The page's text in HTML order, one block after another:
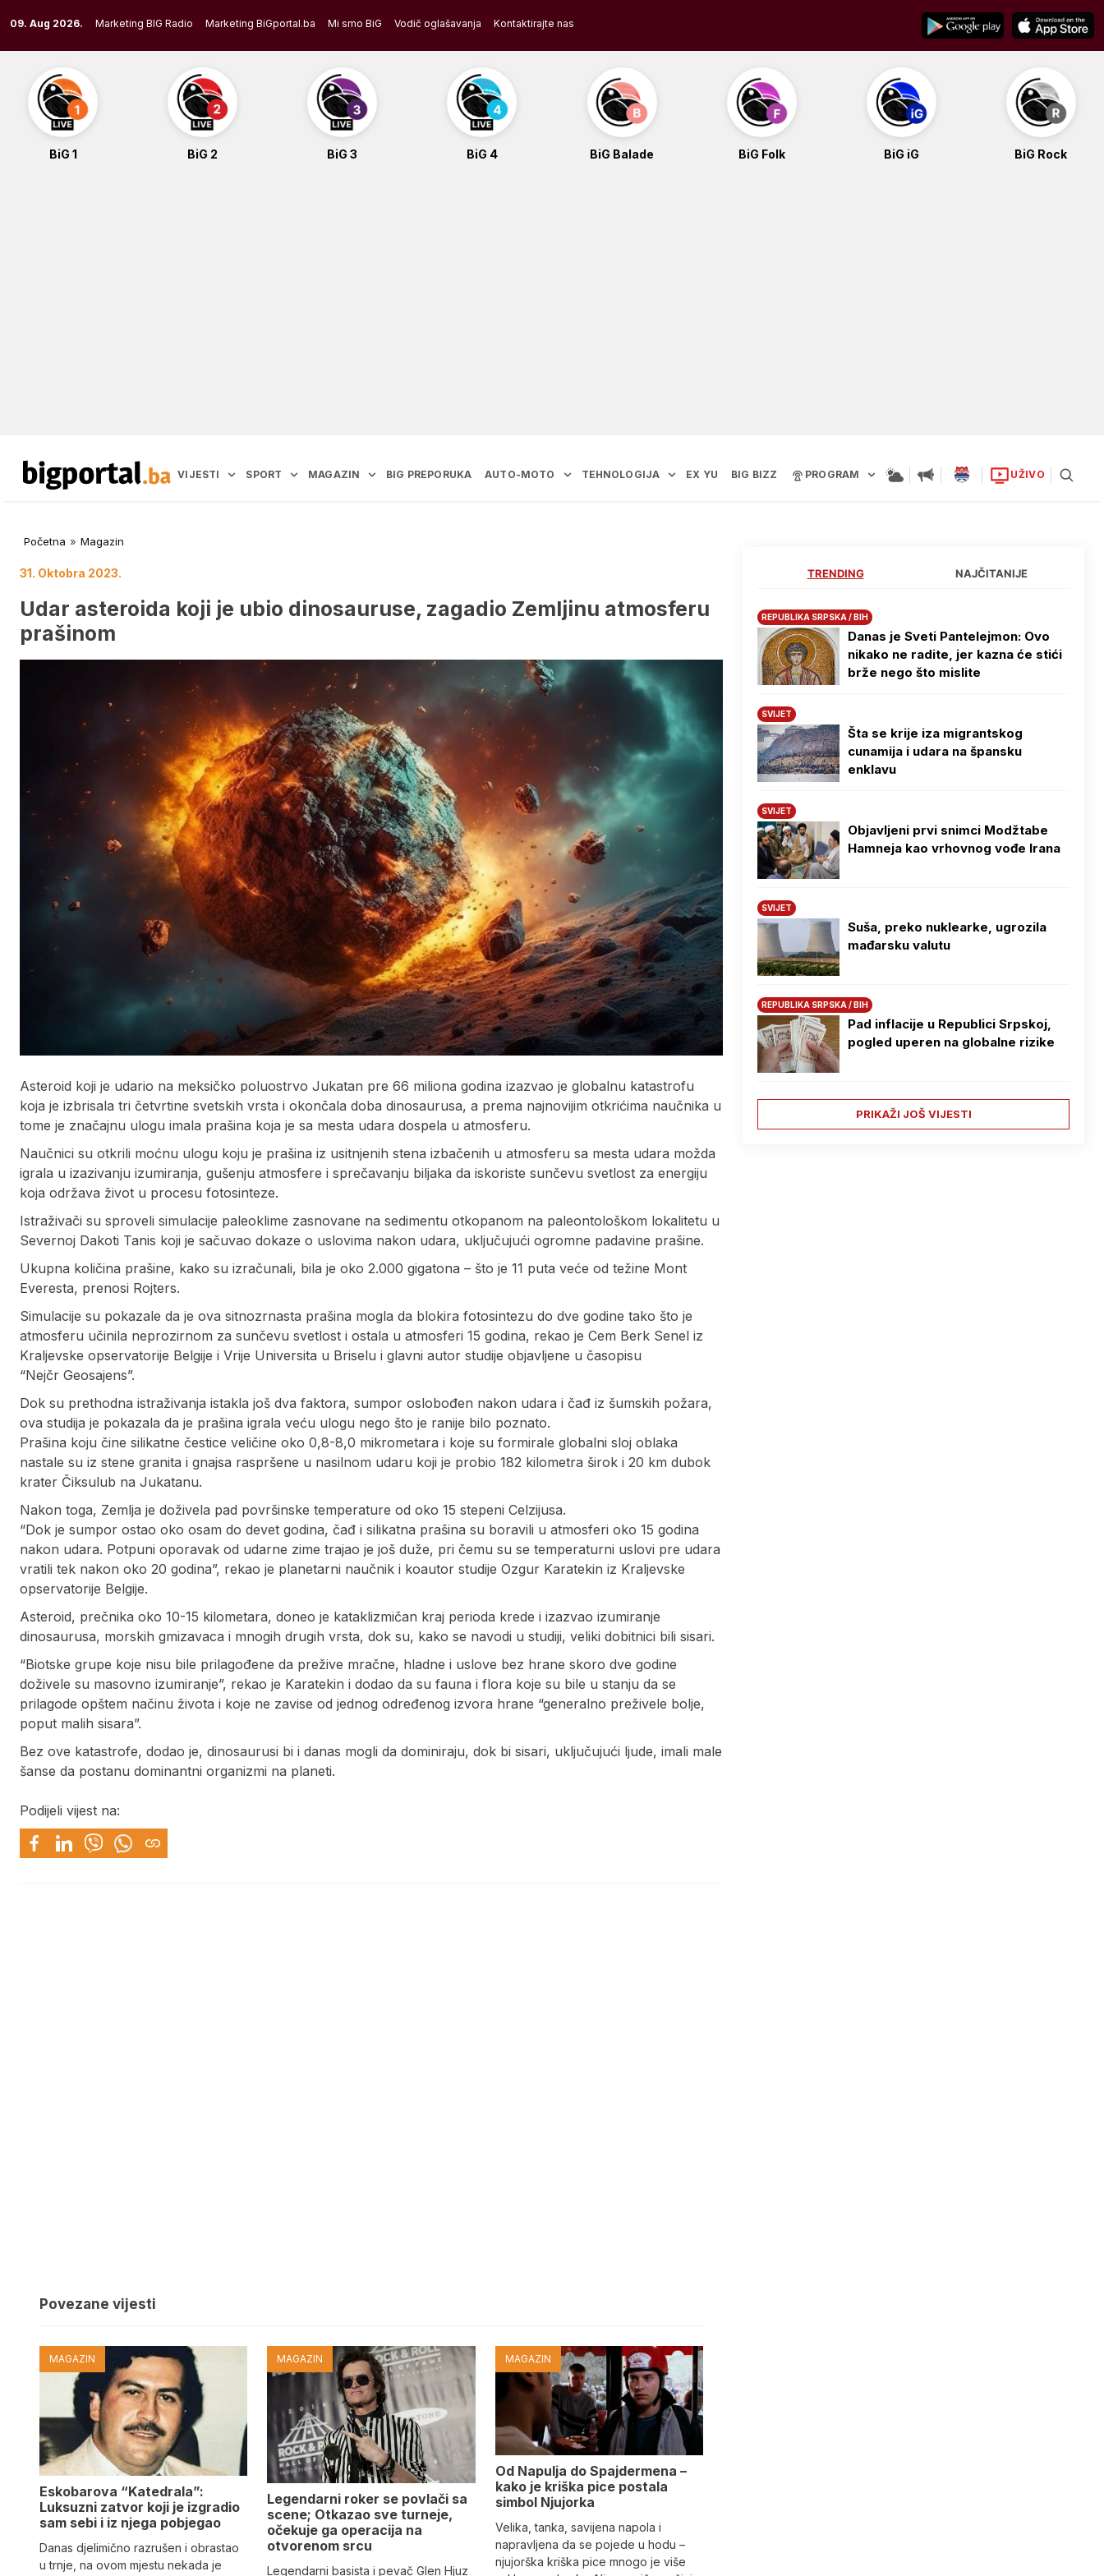
to
content
09. Aug 2026. Marketing BIG Radio Marketing BiGportal.ba Mi smo BiG Vodič oglašavanja Kontaktirajte nas
BiG 1 BiG 2 BiG 3 BiG 4 BiG Balade BiG Folk BiG iG BiG Rock
VIJESTI SPORT MAGAZIN BIG PREPORUKA AUTO-MOTO TEHNOLOGIJA EX YU BIG BIZZ PROGRAM UŽIVO
Početna » Magazin
31. Oktobra 2023.
Udar asteroida koji je ubio dinosauruse, zagadio Zemljinu atmosferu
prašinom
Asteroid koji je udario na meksičko poluostrvo Jukatan pre 66 miliona godina izazvao je globalnu katastrofu
koja je izbrisala tri četvrtine svetskih vrsta i okončala doba dinosaurusa, a prema najnovijim otkrićima naučnika u
tome je značajnu ulogu imala prašina koja je sa mesta udara dospela u atmosferu.
Naučnici su otkrili moćnu ulogu koju je prašina iz usitnjenih stena izbačenih u atmosferu sa mesta udara možda
igrala u izazivanju izumiranja, gušenju atmosfere i sprečavanju biljaka da iskoriste sunčevu svetlost za energiju
koja održava život u procesu fotosinteze.
Istraživači su sproveli simulacije paleoklime zasnovane na sedimentu otkopanom na paleontološkom lokalitetu u
Severnoj Dakoti Tanis koji je sačuvao dokaze o uslovima nakon udara, uključujući ogromne padavine prašine.
Ukupna količina prašine, kako su izračunali, bila je oko 2.000 gigatona – što je 11 puta veće od težine Mont
Everesta, prenosi Rojters.
Simulacije su pokazale da je ova sitnozrnasta prašina mogla da blokira fotosintezu do dve godine tako što je
atmosferu učinila neprozirnom za sunčevu svetlost i ostala u atmosferi 15 godina, rekao je Cem Berk Senel iz
Kraljevske opservatorije Belgije i Vrije Universita u Briselu i glavni autor studije objavljene u časopisu
“Nejčr Geosajens”.
Dok su prethodna istraživanja istakla još dva faktora, sumpor oslobođen nakon udara i čađ iz šumskih požara,
ova studija je pokazala da je prašina igrala veću ulogu nego što je ranije bilo poznato.
Prašina koju čine silikatne čestice veličine oko 0,8-8,0 mikrometara i koje su formirale globalni sloj oblaka
nastale su iz stene granita i gnajsa raspršene u nasilnom udaru koji je probio 182 kilometra širok i 20 km dubok
krater Čiksulub na Jukatanu.
Nakon toga, Zemlja je doživela pad površinske temperature od oko 15 stepeni Celzijusa.
“Dok je sumpor ostao oko osam do devet godina, čađ i silikatna prašina su boravili u atmosferi oko 15 godina
nakon udara. Potpuni oporavak od udarne zime trajao je još duže, pri čemu su se temperaturni uslovi pre udara
vratili tek nakon oko 20 godina”, rekao je planetarni naučnik i koautor studije Ozgur Karatekin iz Kraljevske
opservatorije Belgije.
Asteroid, prečnika oko 10-15 kilometara, doneo je kataklizmičan kraj perioda krede i izazvao izumiranje
dinosaurusa, morskih gmizavaca i mnogih drugih vrsta, dok su, kako se navodi u studiji, veliki dobitnici bili sisari.
“Biotske grupe koje nisu bile prilagođene da prežive mračne, hladne i uslove bez hrane skoro dve godine
doživele su masovno izumiranje”, rekao je Karatekin i dodao da su fauna i flora koje su bile u stanju da se
prilagode opštem načinu života i koje ne zavise od jednog određenog izvora hrane “generalno preživele bolje,
poput malih sisara”.
Bez ove katastrofe, dodao je, dinosaurusi bi i danas mogli da dominiraju, dok bi sisari, uključujući ljude, imali male
šanse da postanu dominantni organizmi na planeti.
Podijeli vijest na:
Povezane vijesti
MAGAZIN
Eskobarova “Katedrala”:
Luksuzni zatvor koji je izgradio
sam sebi i iz njega pobjegao
Danas djelimično razrušen i obrastao
u trnje, na ovom mjestu nekada je
MAGAZIN
Legendarni roker se povlači sa
scene; Otkazao sve turneje,
očekuje ga operacija na
otvorenom srcu
Legendarni basista i pevač Glen Hjuz
MAGAZIN
Od Napulja do Spajdermena –
kako je kriška pice postala
simbol Njujorka
Velika, tanka, savijena napola i
napravljena da se pojede u hodu –
njujorška kriška pice mnogo je više
TRENDING NAJČITANIJE
REPUBLIKA SRPSKA / BIH
Danas je Sveti Pantelejmon: Ovo
nikako ne radite, jer kazna će stići
brže nego što mislite
SVIJET
Šta se krije iza migrantskog
cunamija i udara na špansku
enklavu
SVIJET
Objavljeni prvi snimci Modžtabe
Hamneja kao vrhovnog vođe Irana
SVIJET
Suša, preko nuklearke, ugrozila
mađarsku valutu
REPUBLIKA SRPSKA / BIH
Pad inflacije u Republici Srpskoj,
pogled uperen na globalne rizike
PRIKAŽI JOŠ VIJESTI